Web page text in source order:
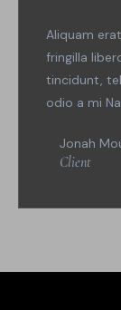
Aliquam
fringilla
tincidunt,
odio a mi
Jonah
Client